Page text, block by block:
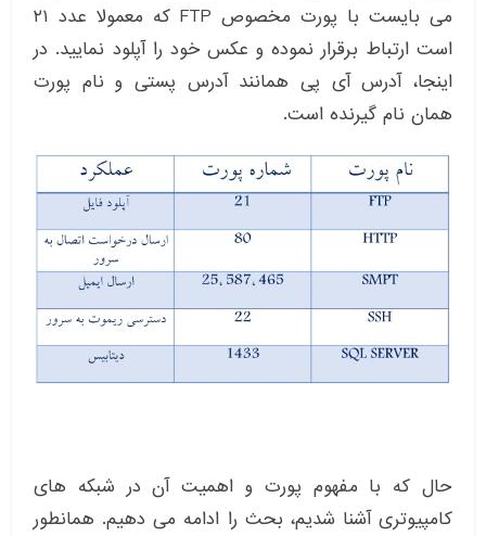
می بایست با پورت مخصوص FTP که معمولا عدد ۲۱
است ارتباط برقرار نموده و عکس خود را آپلود نمایید. در
اینجا، آدرس آی پی همانند آدرس پستی و نام پورت
همان نام گیرنده است.
حال که با مفهوم پورت و اهمیت آن در شبکه های
کامپیوتری آشنا شدیم، بحث را ادامه می دهیم. همانطور